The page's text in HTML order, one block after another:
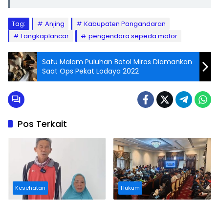
Tag: Anjing
Kabupaten Pangandaran
Langkaplancar
pengendara sepeda motor
Satu Malam Puluhan Botol Miras Diamankan
Saat Ops Pekat Lodaya 2022
Pos Terkait
Kesehatan Hukum